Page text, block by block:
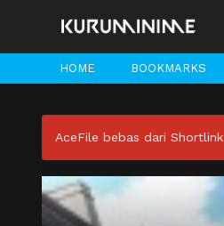
HOME BOOKMARKS
AceFile bebas dari Shortlink